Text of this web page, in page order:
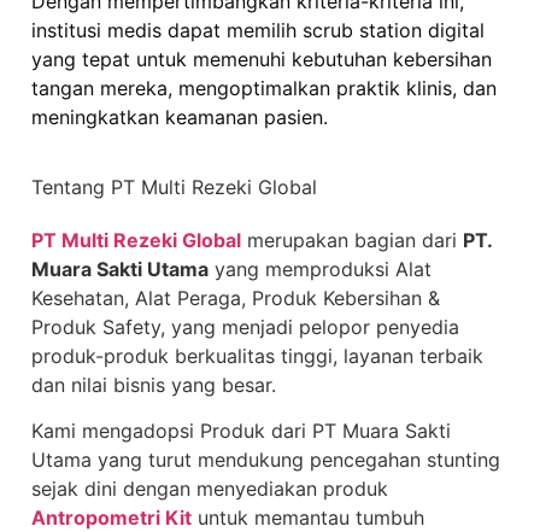
institusi medis dapat memilih scrub station digital
yang tepat untuk memenuhi kebutuhan kebersihan
tangan mereka, mengoptimalkan praktik klinis, dan
meningkatkan keamanan pasien.
Tentang PT Multi Rezeki Global
PT Multi Rezeki Global merupakan bagian dari PT.
Muara Sakti Utama yang memproduksi Alat
Kesehatan, Alat Peraga, Produk Kebersihan &
Produk Safety, yang menjadi pelopor penyedia
produk-produk berkualitas tinggi, layanan terbaik
dan nilai bisnis yang besar.
Kami mengadopsi Produk dari PT Muara Sakti
Utama yang turut mendukung pencegahan stunting
sejak dini dengan menyediakan produk
Antropometri Kit untuk memantau tumbuh